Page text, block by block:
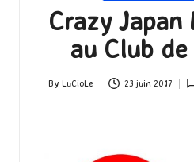
Crazy Japan
au Club de
Posted
By LuCioLe 23 juin 2017